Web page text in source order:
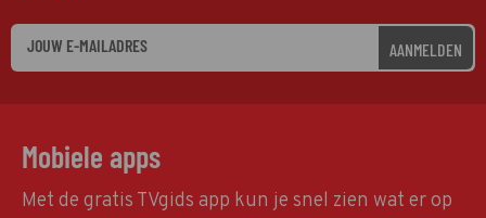
AANMELDEN
Mobiele apps
Met de gratis TVgids app kun je snel zien wat er op